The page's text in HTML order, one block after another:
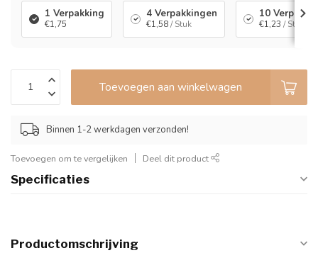
1 Verpakking
€1,75
4 Verpakkingen
€1,58/ Stuk
10
€1,23 / Stuk
Toevoegen aan winkelwagen
Binnen 1-2 werkdagen verzonden!
Toevoegen om te vergelijken Deel dit product
Specificaties
Productomschrijving